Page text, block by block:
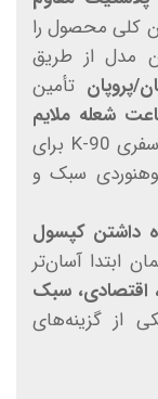
کلی محصول را
مدل از طریق
تأمین
ایجاد کند. این ویژگی باعث می‌شود اجاق سفری K-90 برای
سبک و
داشتن کپسول
ابتدا آسان‌تر
اقتصادی، سبک
از گزینه‌های